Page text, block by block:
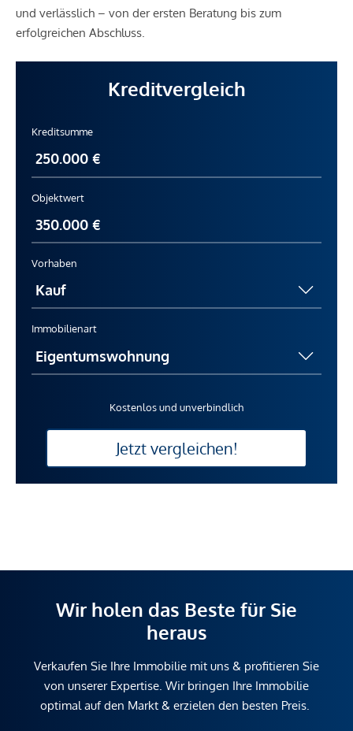
und verlässlich – von der ersten Beratung bis zum
erfolgreichen Abschluss.
Kreditvergleich
Kreditsumme
Objektwert
Vorhaben
Immobilienart
Kostenlos und unverbindlich
Jetzt vergleichen!
Wir holen das Beste für Sie
heraus
Verkaufen Sie Ihre Immobilie mit uns & profitieren Sie
von unserer Expertise. Wir bringen Ihre Immobilie
optimal auf den Markt & erzielen den besten Preis.